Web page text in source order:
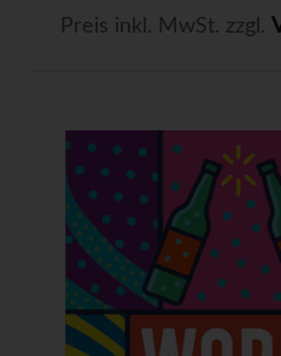
Preis inkl. MwSt. zzgl.